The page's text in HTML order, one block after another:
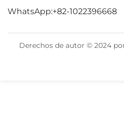
WhatsApp:+82-1022396668
Derechos de autor © 2024